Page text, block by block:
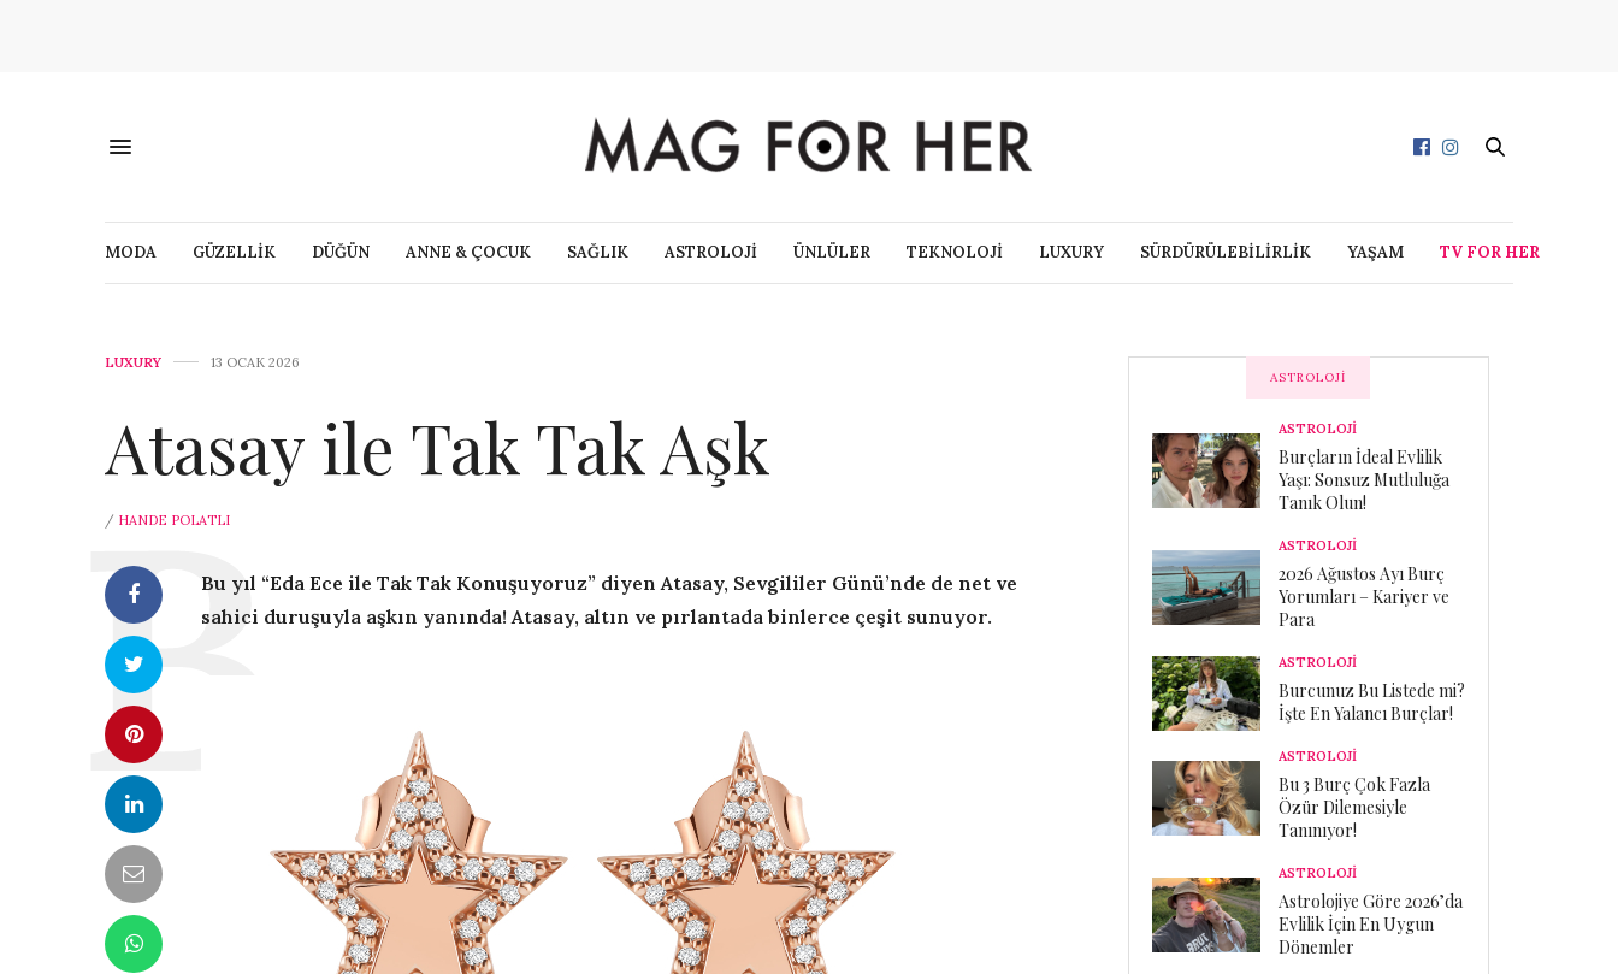
MODA GÜZELLİK DÜĞÜN ANNE & ÇOCUK SAĞLIK ASTROLOJİ ÜNLÜLER TEKNOLOJİ LUXURY SÜRDÜRÜLEBİLİRLİK YAŞAM TV FOR HER
LUXURY 13 OCAK 2026
Atasay ile Tak Tak Aşk
/ HANDE POLATLI
Bu yıl “Eda Ece ile Tak Tak Konuşuyoruz” diyen Atasay, Sevgililer Günü’nde de net ve
sahici duruşuyla aşkın yanında! Atasay, altın ve pırlantada binlerce çeşit sunuyor.
ASTROLOJI
ASTROLOJİ
Burçların İdeal Evlilik
Yaşı: Sonsuz Mutluluğa
Tanık Olun!
ASTROLOJİ
2026 Ağustos Ayı Burç
Yorumları – Kariyer ve
Para
ASTROLOJİ
Burcunuz Bu Listede mi?
İşte En Yalancı Burçlar!
ASTROLOJİ
Bu 3 Burç Çok Fazla
Özür Dilemesiyle
Tanınıyor!
ASTROLOJİ
Astrolojiye Göre 2026’da
Evlilik İçin En Uygun
Dönemler